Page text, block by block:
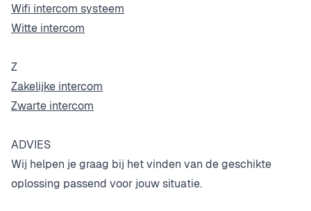
Wifi intercom systeem
Witte intercom
Z
Zakelijke intercom
Zwarte intercom
ADVIES
Wij helpen je graag bij het vinden van de geschikte
oplossing passend voor jouw situatie.